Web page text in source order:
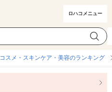
ロハコメニュー
ー カテゴリ選択
コスメ・スキンケア・美容のランキング